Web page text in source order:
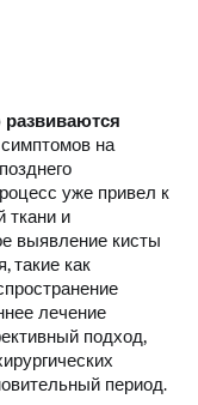
на
уже привел к
ткани и
выявление кисты
такие как
лечение
подход,
период.